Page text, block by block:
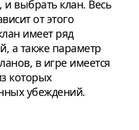
выбрать клан. Весь
от этого
имеет ряд
а также параметр
в игре имеется
которых
убеждений.